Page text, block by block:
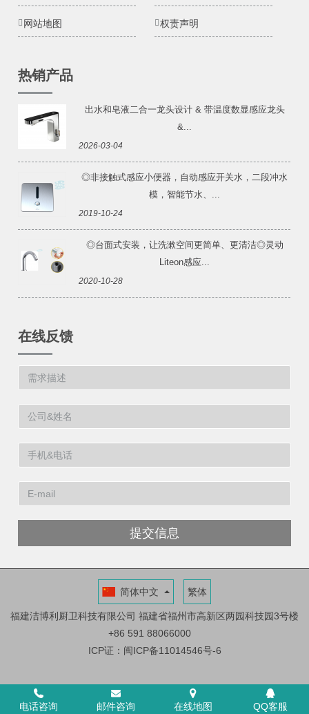
网站地图 权责声明
热销产品
出水和皂液二合一龙头设计 & 带温度数显感应龙头
&...
2026-03-04
◎非接触式感应小便器，自动感应开关水，二段冲水
模，智能节水、...
2019-10-24
◎台面式安装，让洗漱空间更简单、更清洁◎灵动
Liteon感应...
2020-10-28
在线反馈
提交信息
简体中文 繁体
福建洁博利厨卫科技有限公司 福建省福州市高新区两园科技园3号楼
+86 591 88066000
ICP证：闽ICP备11014546号-6
电话咨询 邮件咨询 在线地图 QQ客服